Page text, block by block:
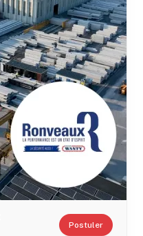
Postuler